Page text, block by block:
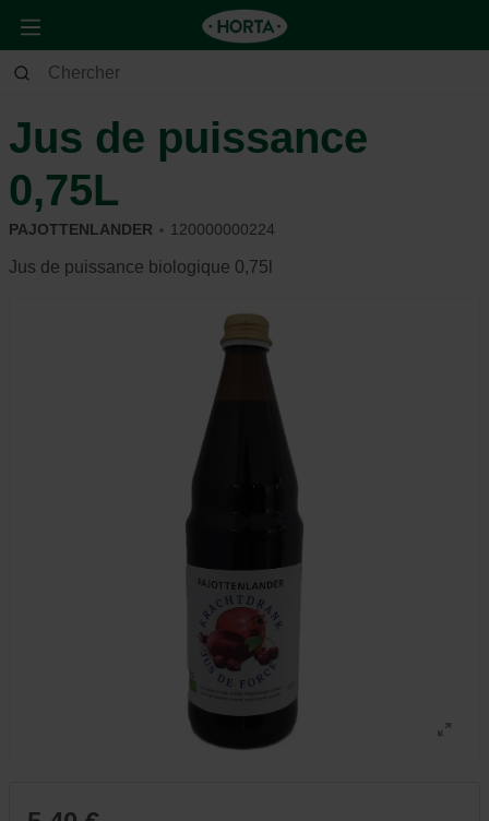
Maison & Déco
Jus de puissance
0,75L
PAJOTTENLANDER 120000000224
Jus de puissance biologique 0,75l